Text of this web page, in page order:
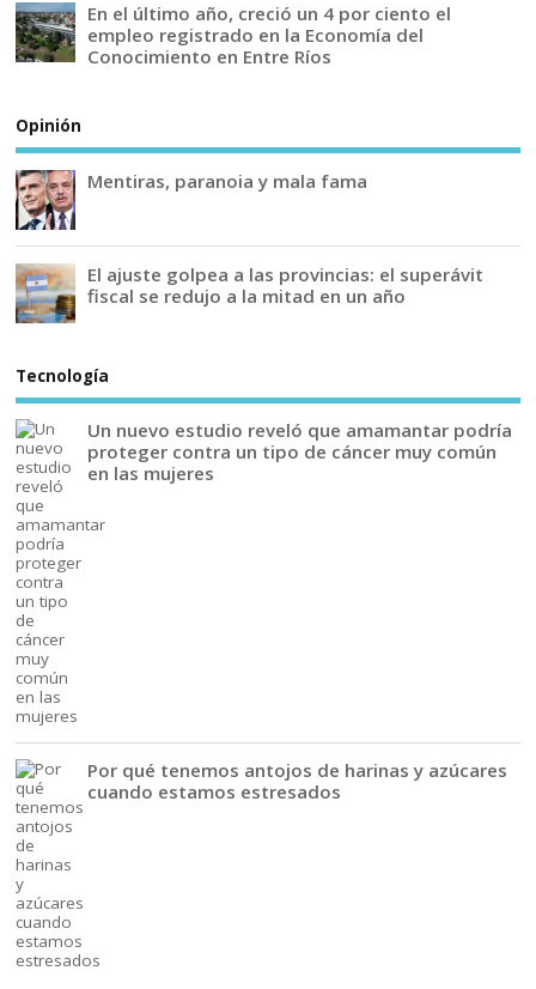
En el último año, creció un 4 por ciento el
empleo registrado en la Economía del
Conocimiento en Entre Ríos
Opinión
Mentiras, paranoia y mala fama
El ajuste golpea a las provincias: el superávit
fiscal se redujo a la mitad en un año
Tecnología
Un nuevo estudio reveló que amamantar podría
proteger contra un tipo de cáncer muy común
en las mujeres
Por qué tenemos antojos de harinas y azúcares
cuando estamos estresados